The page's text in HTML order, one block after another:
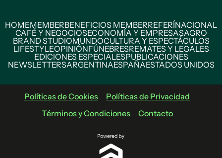
HOMEMEMBERBENEFICIOS MEMBERREFERÍNACIONAL
CAFÉ Y NEGOCIOSECONOMÍA Y EMPRESASAGRO
BRAND STUDIOMUNDOCULTURA Y ESPECTÁCULOS
LIFESTYLEOPINIÓNFÚNEBRESREMATES Y LEGALES
EDICIONES ESPECIALESPUBLICACIONES
NEWSLETTERSARGENTINAESPAÑAESTADOS UNIDOS
Políticas de Cookies
Políticas de Privacidad
Términos y Condiciones
Contacto